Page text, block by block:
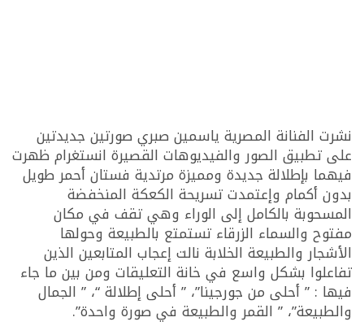
نشرت الفنانة المصرية ياسمين صبري صورتين جديدتين
على تطبيق الصور والفيديوهات القصيرة انستغرام ظهرت
فيهما بإطلالة جديدة ومميزة مرتدية فستان أحمر طويل
بدون أكمام وإعتمدت تسريحة الكعكة المنخفضة
المسحوبة بالكامل إلى الوراء وهي تقف في مكان
مفتوح والسماء الزرقاء تستمتع بالطبيعة وحولها
الأشجار والطبيعة الخلابة نالت إعجاب المتابعين الذين
تفاعلوا بشكل واسع في خانة التعليقات ومن بين ما جاء
فيها : ” أحلى من جورجينا”، ” أحلى إطلالة “، ” الجمال
والطبيعة”، ” القمر والطبيعة في صورة واحدة”.